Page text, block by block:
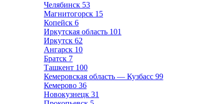
Челябинск 53
Магнитогорск 15
Копейск 6
Иркутская область 101
Иркутск 62
Ангарск 10
Братск 7
Ташкент 100
Кемеровская область — Кузбасс 99
Кемерово 36
Новокузнецк 31